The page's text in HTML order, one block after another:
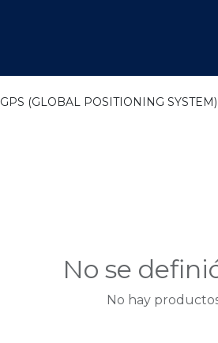
GPS (GLOBAL POSITIONING SYSTEM)
No se
No hay